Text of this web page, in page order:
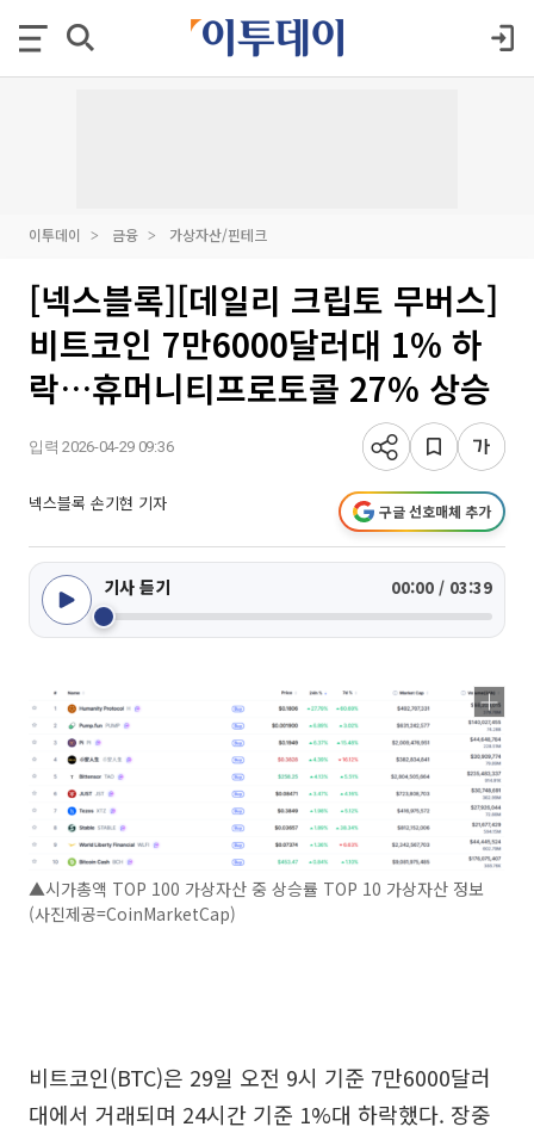
이투데이 금융 가상자산/핀테크
[넥스블록][데일리 크립토 무버스]
비트코인 7만6000달러대 1% 하
락…휴머니티프로토콜 27% 상승
입력 2026-04-29 09:36
넥스블록 손기현 기자 구글 선호매체 추가
기사 듣기 00:00 / 03:39
▲시가총액 TOP 100 가상자산 중 상승률 TOP 10 가상자산 정보
(사진제공=CoinMarketCap)
비트코인(BTC)은 29일 오전 9시 기준 7만6000달러
대에서 거래되며 24시간 기준 1%대 하락했다. 장중